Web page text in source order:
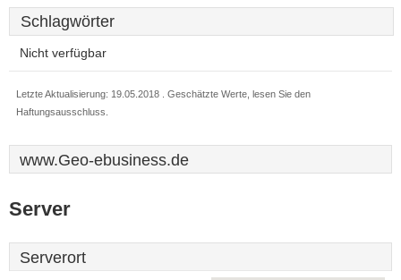
Schlagwörter
Nicht verfügbar
Letzte Aktualisierung: 19.05.2018 . Geschätzte Werte, lesen Sie den
Haftungsausschluss.
www.Geo-ebusiness.de
Server
Serverort